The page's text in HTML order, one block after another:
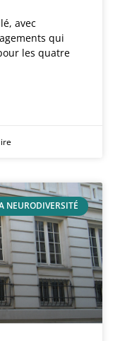
avec
qui
les quatre
NEURODIVERSITÉ